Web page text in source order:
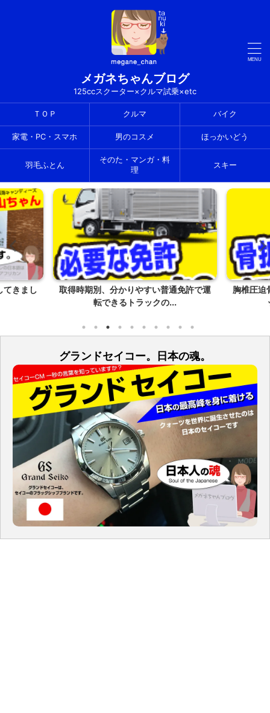
メガネちゃんブログ
125ccスクーター×クルマ試乗×etc
ＴＯＰ クルマ バイク
家電・PC・スマホ 男のコスメ ほっかいどう
羽毛ふとん
そのた・マンガ・料
理
スキー
てきまし
取得時期別、分かりやすい普通免許で運
転できるトラックの...
胸椎圧迫
グランドセイコー。日本の魂。